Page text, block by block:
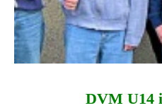
DVM U14